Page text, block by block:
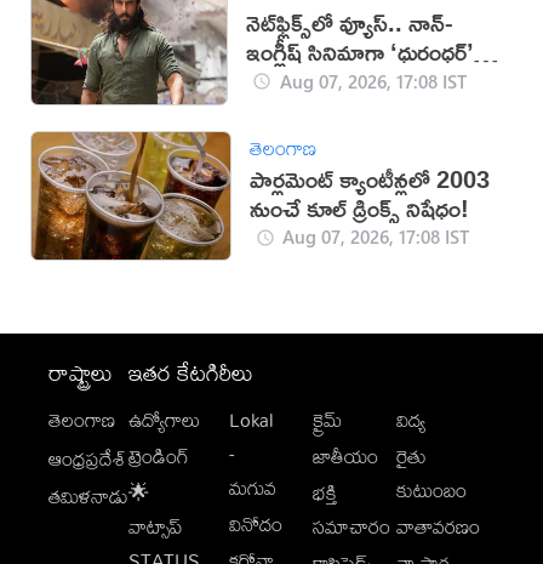
నెట్‌ఫ్లిక్స్‌లో వ్యూస్.. నాన్-
ఇంగ్లీష్ సినిమాగా ‘ధురంధర్’
రికార్డుAug 07, 2026, 17:08 IST
తెలంగాణ
పార్లమెంట్ క్యాంటీన్లలో 2003
నుంచే కూల్ డ్రింక్స్ నిషేధం!
Aug 07, 2026, 17:08 IST
రాష్ట్రాలు
తెలంగాణ
ఆంధ్రప్రదేశ్
తమిళనాడు
ఇతర కేటగిరీలు
ఉద్యోగాలు
ట్రెండింగ్
🌟
వాట్సాప్
Lokal
-
మగువ
వినోదం
క్రైమ్
జాతీయం
భక్తి
సమాచారం
విద్య
రైతు
కుటుంబం
వాతావరణం